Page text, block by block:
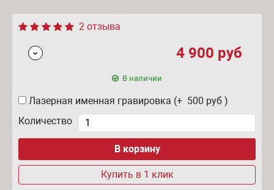
2 отзыва
4 900 руб
В наличии
Лазерная именная гравировка (+ 500 руб )
Количество
Купить в 1 клик